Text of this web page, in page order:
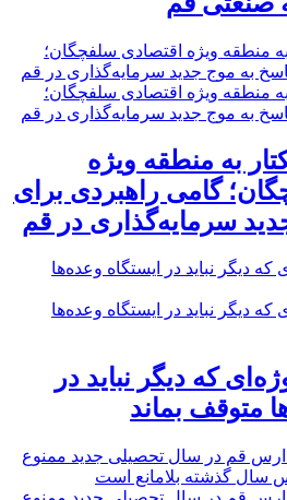
۱۵۰۰ هکتار به منطقه ویژه
گامی راهبردی برای
سرمایه‌گذاری در قم
که دیگر نباید در
متوقف بماند